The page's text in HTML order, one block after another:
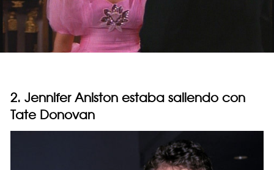
2. Jennifer Aniston estaba saliendo con
Tate Donovan